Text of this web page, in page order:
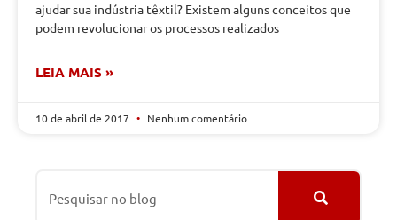
ajudar sua indústria têxtil? Existem alguns conceitos que
podem revolucionar os processos realizados
LEIA MAIS »
10 de abril de 2017 Nenhum comentário